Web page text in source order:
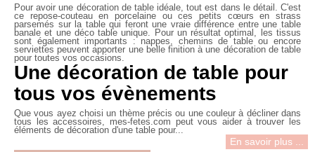
Pour avoir une décoration de tableidéale, tout est dans le détail. C'est
ce repose-couteau en porcelaine ou ces petits cœurs en strass
parsemés sur la table qui feront une vraie différence entre une table
banale et une déco table unique. Pour un résultat optimal, les tissus
sont également importants : nappes, chemins de table ou encore
serviettes peuvent apporter une belle finition à une décoration de table
pour toutes vos occasions.
Une décoration de table pour
tous vos évènements
Que vous ayez choisi un thème précis ou une couleur à décliner dans
tous les accessoires, mes-fetes.com peut vous aider à trouver les
éléments de décoration d'une table pour...
En savoir plus ...